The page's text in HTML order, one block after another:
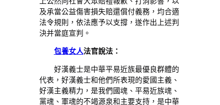
及承當公益傷害損失賠還償付義務，均合適
法令規則，依法應予以支撐，遂作出上述判
決并當庭宣判。
包養女人法官說法：
好漢義士是中華平易近族最優良群體的
代表，好漢義士和他們所表現的愛國主義、
好漢主義精力，是我們國魂、平易近族魂、
黨魂、軍魂的不竭源泉和主要支持，是中華